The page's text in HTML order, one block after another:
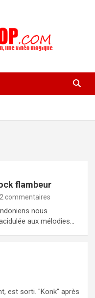
Lyon. rock pop concert
flambeur
2 commentaires
nous
aux mélodies…
est sorti. "Konk" après